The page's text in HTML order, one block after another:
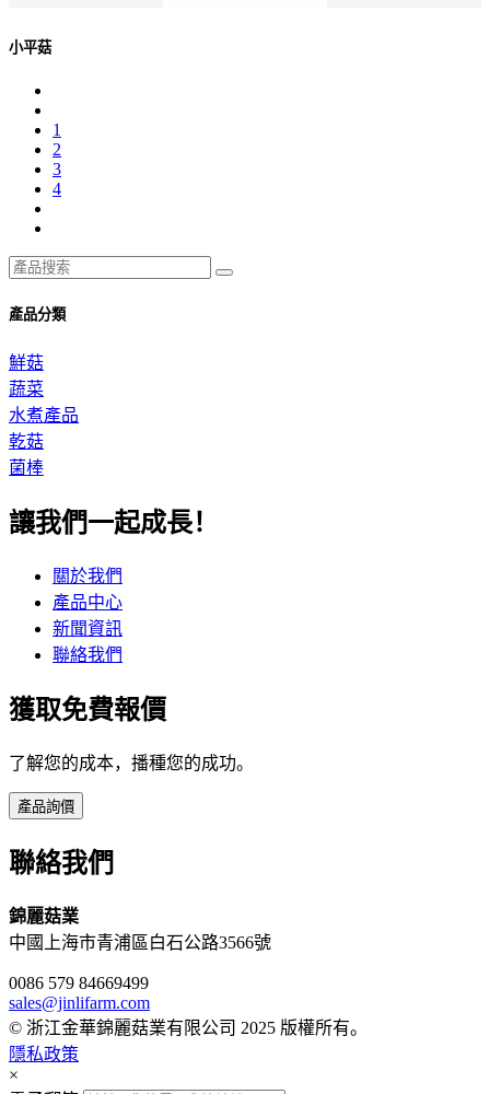
小平菇
1
2
3
4
產品分類
鮮菇
蔬菜
水煮產品
乾菇
菌棒
讓我們一起成長！
關於我們
產品中心
新聞資訊
聯絡我們
獲取免費報價
了解您的成本，播種您的成功。
產品詢價
聯絡我們
錦麗菇業
中國上海市青浦區白石公路3566號
0086 579 84669499
sales@jinlifarm.com
© 浙江金華錦麗菇業有限公司 2025 版權所有。
隱私政策
×